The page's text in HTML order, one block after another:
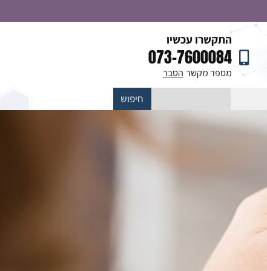
התקשרו עכשיו
073-7600084
מספר מקשר הסבר
חיפוש